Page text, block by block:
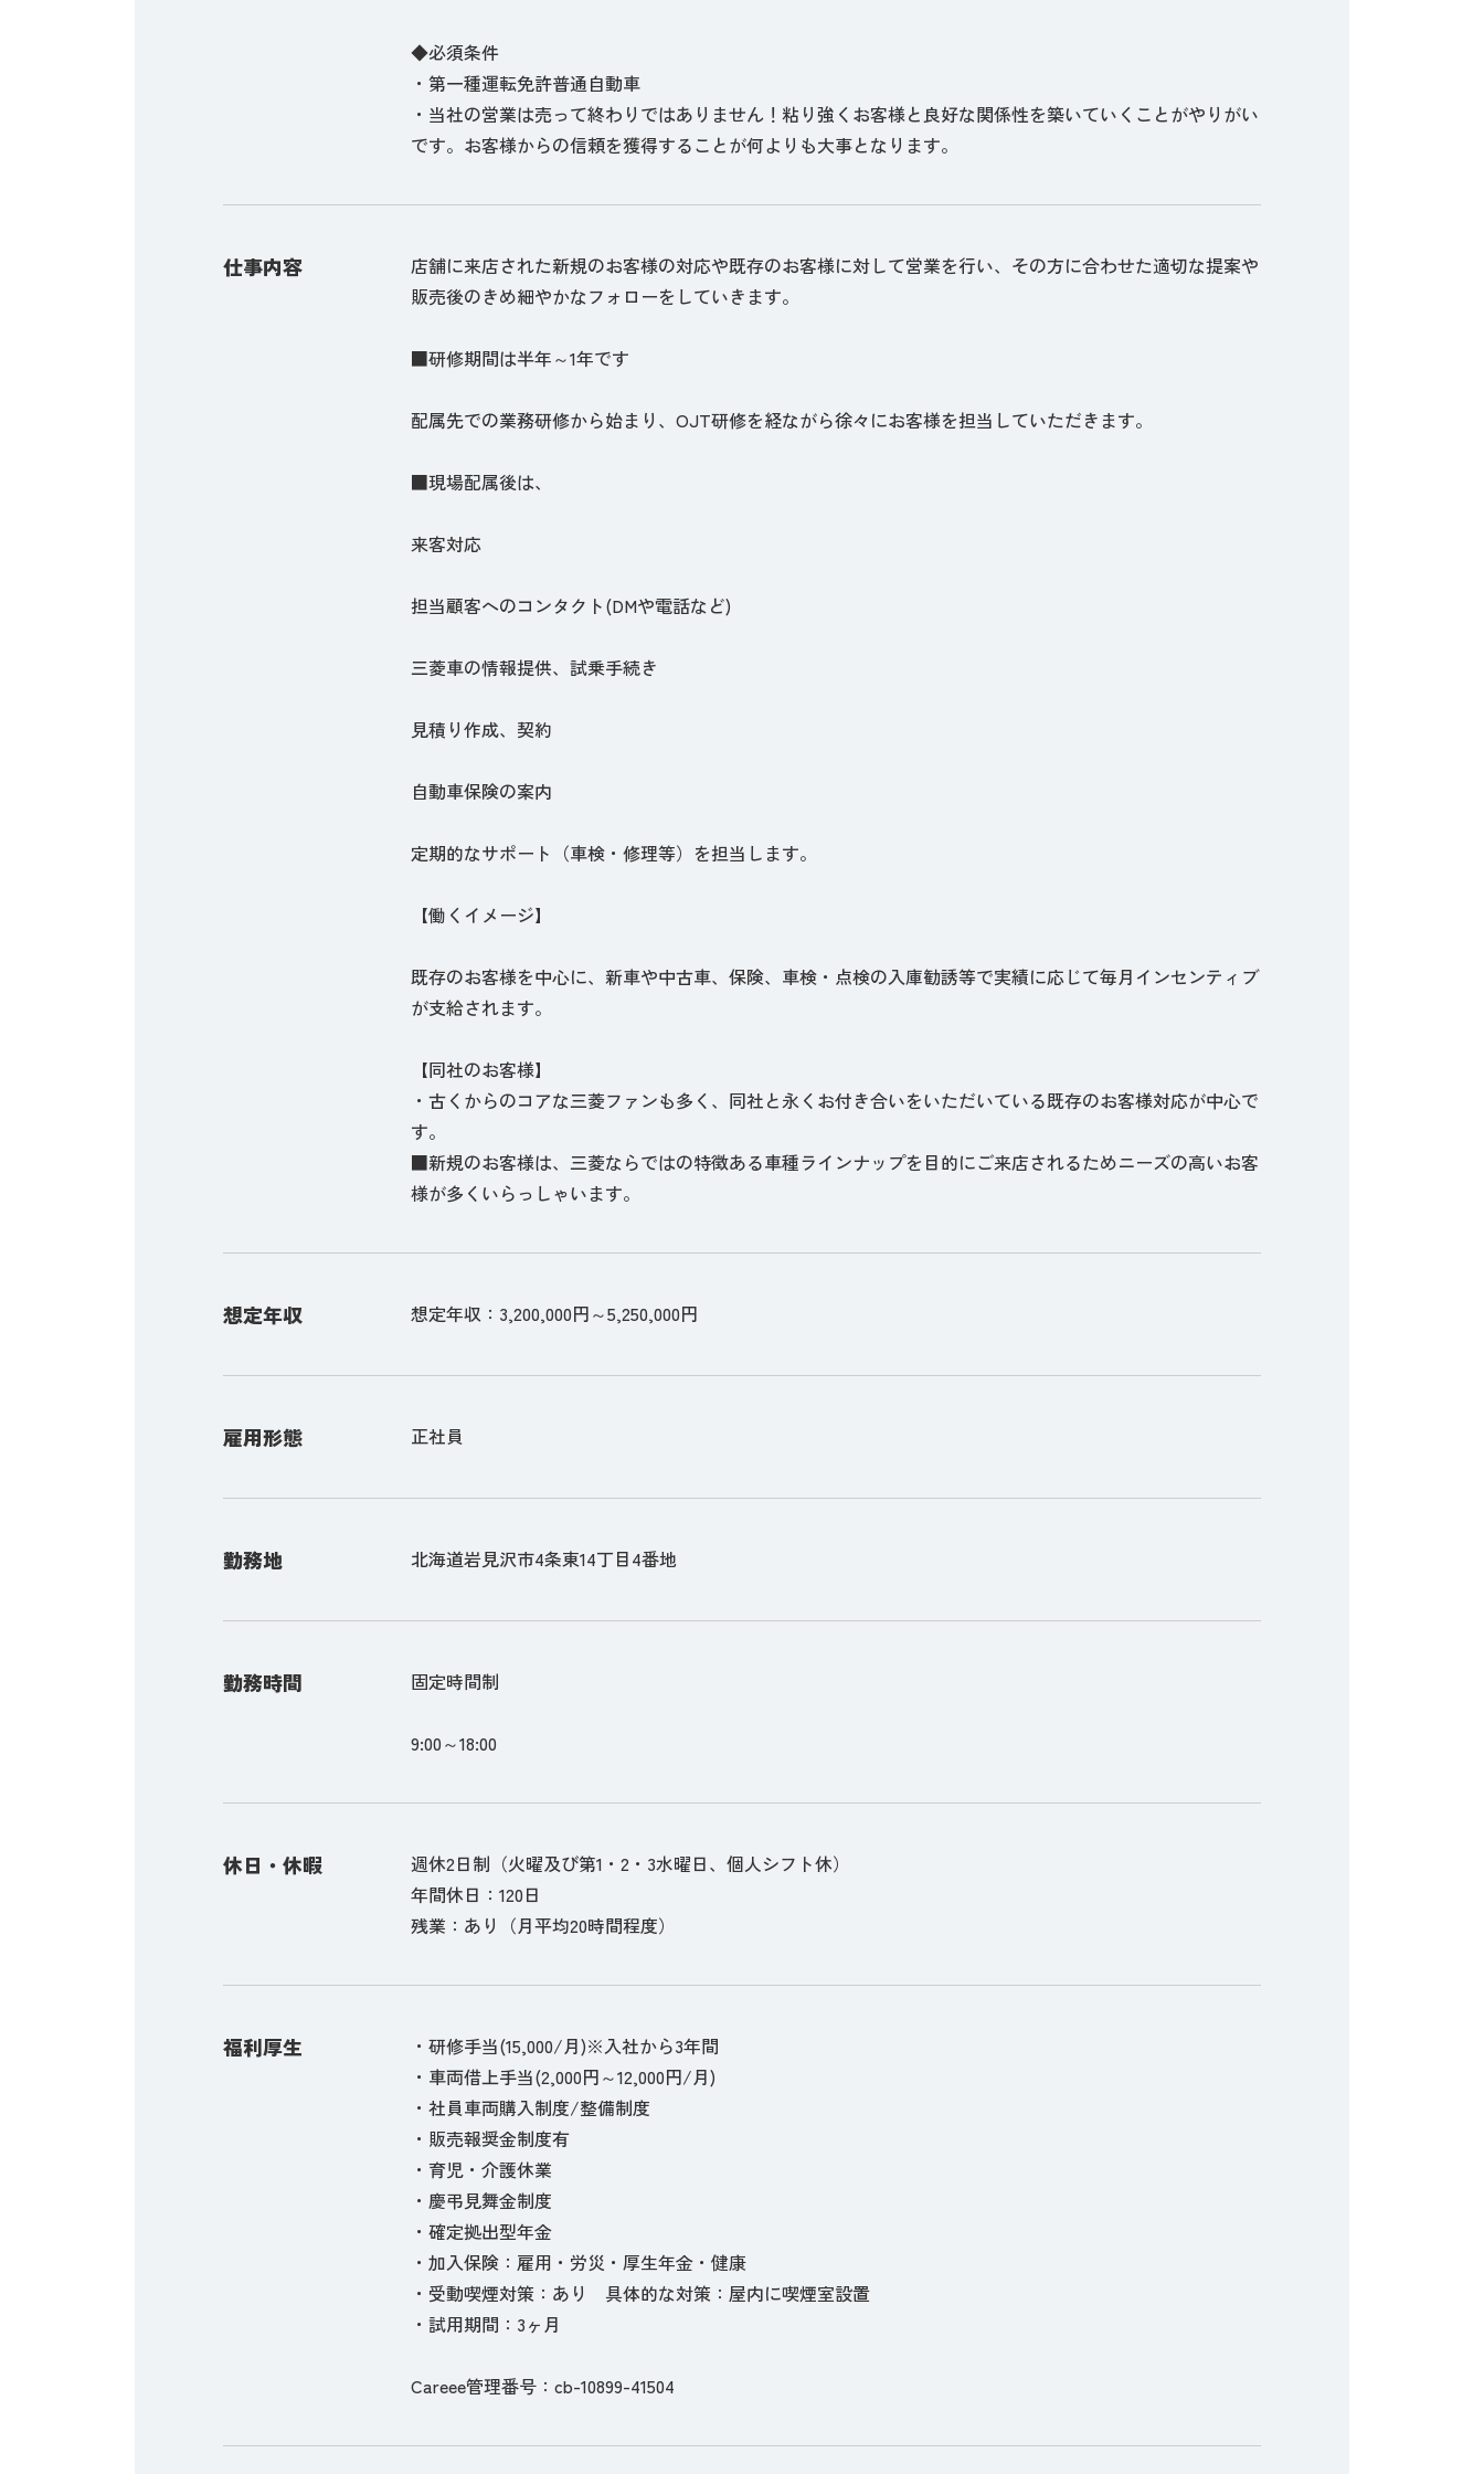
◆必須条件
・第一種運転免許普通自動車
・当社の営業は売って終わりではありません！粘り強くお客様と良好な関係性を築いていくことがやりがい
です。お客様からの信頼を獲得することが何よりも大事となります。
仕事内容
店舗に来店された新規のお客様の対応や既存のお客様に対して営業を行い、その方に合わせた適切な提案や
販売後のきめ細やかなフォローをしていきます。
■研修期間は半年～1年です
配属先での業務研修から始まり、OJT研修を経ながら徐々にお客様を担当していただきます。
■現場配属後は、
来客対応
担当顧客へのコンタクト(DMや電話など)
三菱車の情報提供、試乗手続き
見積り作成、契約
自動車保険の案内
定期的なサポート（車検・修理等）を担当します。
【働くイメージ】
既存のお客様を中心に、新車や中古車、保険、車検・点検の入庫勧誘等で実績に応じて毎月インセンティブ
が支給されます。
【同社のお客様】
・古くからのコアな三菱ファンも多く、同社と永くお付き合いをいただいている既存のお客様対応が中心で
す。
■新規のお客様は、三菱ならではの特徴ある車種ラインナップを目的にご来店されるためニーズの高いお客
様が多くいらっしゃいます。
想定年収 想定年収：3,200,000円～5,250,000円
雇用形態 正社員
勤務地 北海道岩見沢市4条東14丁目4番地
勤務時間 固定時間制
9:00～18:00
休日・休暇
週休2日制（火曜及び第1・2・3水曜日、個人シフト休）
年間休日：120日
残業：あり（月平均20時間程度）
福利厚生
・研修手当(15,000/月)※入社から3年間
・車両借上手当(2,000円～12,000円/月)
・社員車両購入制度/整備制度
・販売報奨金制度有
・育児・介護休業
・慶弔見舞金制度
・確定拠出型年金
・加入保険：雇用・労災・厚生年金・健康
・受動喫煙対策：あり 具体的な対策：屋内に喫煙室設置
・試用期間：3ヶ月
Careee管理番号：cb-10899-41504